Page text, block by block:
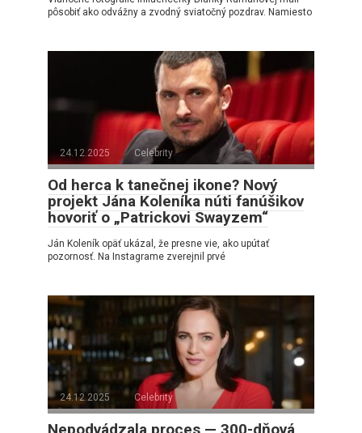
pôsobiť ako odvážny a zvodný sviatočný pozdrav. Namiesto
24.12.2025 Celebrity
Od herca k tanečnej ikone? Nový
projekt Jána Koleníka núti fanúšikov
hovoriť o „Patrickovi Swayzem“
Ján Koleník opäť ukázal, že presne vie, ako upútať
pozornosť. Na Instagrame zverejnil prvé
24.12.2025 Celebrity